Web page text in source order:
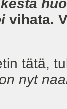
vihata.
nyt